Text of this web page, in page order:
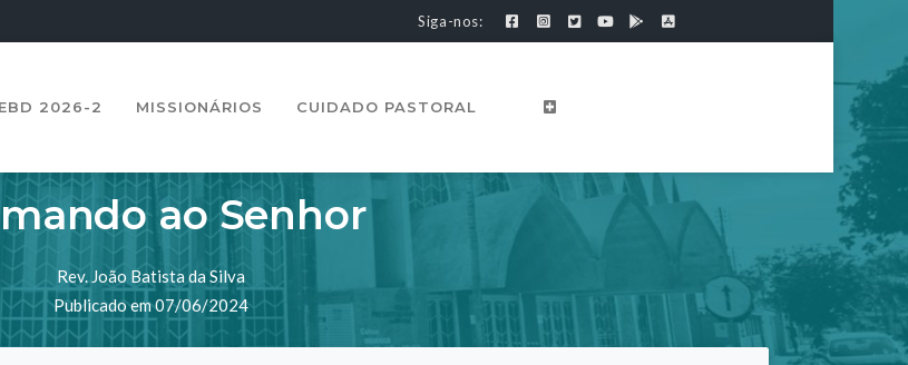
Siga-nos:
EBD 2026-2 MISSIONÁRIOS CUIDADO PASTORAL
ao Senhor
Rev. João Batista da Silva
Publicado em 07/06/2024